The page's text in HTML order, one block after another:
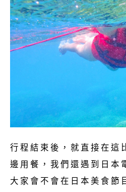
行程結束後，就直接在這
邊用餐，我們還遇到日本
大家會不會在日本美食節